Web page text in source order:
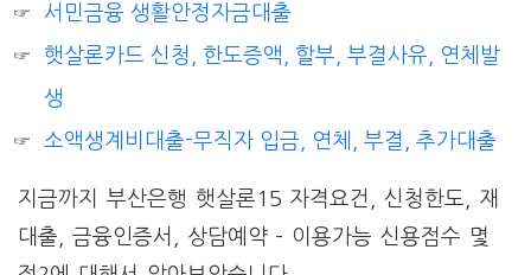
서민금융 생활안정자금대출
햇살론카드 신청, 한도증액, 할부, 부결사유, 연체발
생
소액생계비대출-무직자 입금, 연체, 부결, 추가대출
지금까지 부산은행 햇살론15 자격요건, 신청한도, 재
대출, 금융인증서, 상담예약 – 이용가능 신용점수 몇